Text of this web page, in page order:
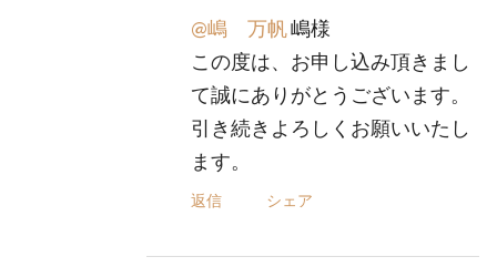
@嶋 万帆嶋様
この度は、お申し込み頂きまし
て誠にありがとうございます。
引き続きよろしくお願いいたし
ます。
返信 シェア